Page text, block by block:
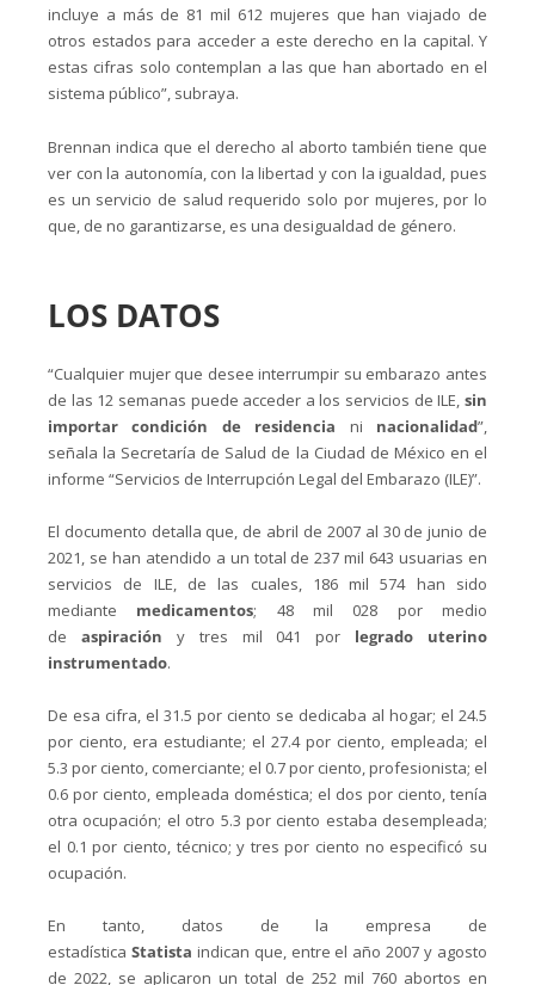
incluye a más de 81 mil 612 mujeres que han viajado de
otros estados para acceder a este derecho en la capital. Y
estas cifras solo contemplan a las que han abortado en el
sistema público”, subraya.
Brennan indica que el derecho al aborto también tiene que
ver con la autonomía, con la libertad y con la igualdad, pues
es un servicio de salud requerido solo por mujeres, por lo
que, de no garantizarse, es una desigualdad de género.
LOS DATOS
“Cualquier mujer que desee interrumpir su embarazo antes
de las 12 semanas puede acceder a los servicios de ILE, sin
importar condición de residencia ni nacionalidad”,
señala la Secretaría de Salud de la Ciudad de México en el
informe “Servicios de Interrupción Legal del Embarazo (ILE)”.
El documento detalla que, de abril de 2007 al 30 de junio de
2021, se han atendido a un total de 237 mil 643 usuarias en
servicios de ILE, de las cuales, 186 mil 574 han sido
mediante medicamentos; 48 mil 028 por medio
de aspiración y tres mil 041 por legrado uterino
instrumentado.
De esa cifra, el 31.5 por ciento se dedicaba al hogar; el 24.5
por ciento, era estudiante; el 27.4 por ciento, empleada; el
5.3 por ciento, comerciante; el 0.7 por ciento, profesionista; el
0.6 por ciento, empleada doméstica; el dos por ciento, tenía
otra ocupación; el otro 5.3 por ciento estaba desempleada;
el 0.1 por ciento, técnico; y tres por ciento no especificó su
ocupación.
En tanto, datos de la empresa de
estadística Statista indican que, entre el año 2007 y agosto
de 2022, se aplicaron un total de 252 mil 760 abortos en